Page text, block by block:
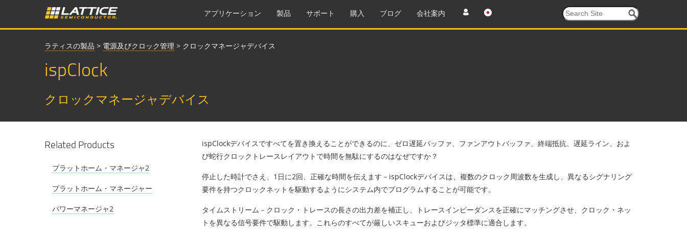
アプリケーション 製品 サポート 購入 ブログ 会社案内
ラティスの製品 > 電源及びクロック管理 > クロックマネージャデバイス
ispClock
クロックマネージャデバイス
Related Products
プラットホーム・マネージャ2
プラットホーム・マネージャー
パワーマネージャ2
ispClockデバイスですべてを置き換えることができるのに、ゼロ遅延バッファ、ファンアウトバッファ、終端抵抗、遅延ライン、およ
び蛇行クロックトレースレイアウトで時間を無駄にするのはなぜですか？
停止した時計でさえ、1日に2回、正確な時間を伝えます－ispClockデバイスは、複数のクロック周波数を生成し、異なるシグナリング
要件を持つクロックネットを駆動するようにシステム内でプログラムすることが可能です。
タイムストリーム－クロック・トレースの長さの出力差を補正し、トレースインピーダンスを正確にマッチングさせ、クロック・ネッ
トを異なる信号要件で駆動します。これらのすべてが厳しいスキューおよびジッタ標準に適合します。